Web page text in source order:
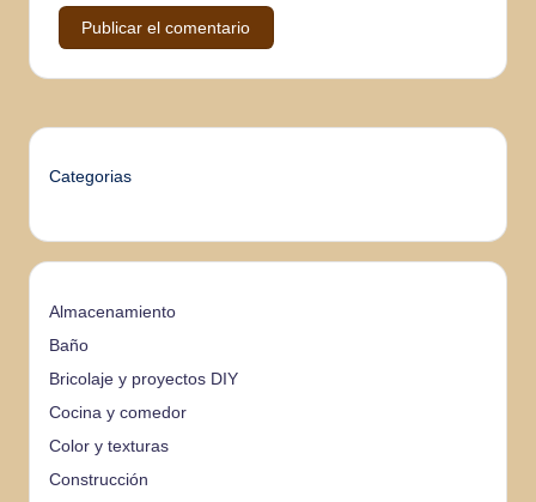
Categorias
Almacenamiento
Baño
Bricolaje y proyectos DIY
Cocina y comedor
Color y texturas
Construcción